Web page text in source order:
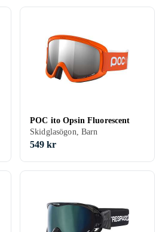
POC ito Opsin Fluorescent
Skidglasögon, Barn
549 kr